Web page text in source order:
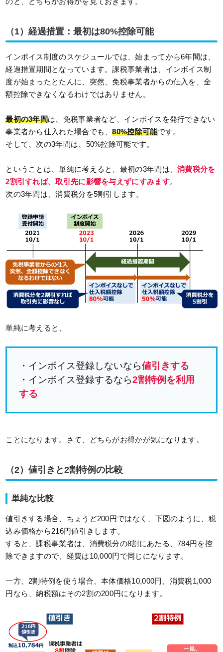
（1）経過措置：最初は80%控除可能
インボイス制度のスケジュールでは、始まってから6年間は、
経過措置期間となっています。課税事業者は、インボイス制
度が始まったとたんに、突然、免税事業者からの仕入を、全
額控除できなくなるわけではありません。
最初の3年間は、免税事業者など、インボイスを発行できない
事業者から仕入れた場合でも、80%控除可能です。
そして、次の3年間は、50%控除可能です。
ということは、単純に考えると、最初の3年間は、消費税分を
2割引すれば、取引先に影響を与えずにすみます。
次の3年間は、消費税分を5割引します。
単純に考えると、
・インボイス登録しないなら値引きする
・インボイス登録するなら2割特例を利用
する
ことになります。さて、どちらがお得かが気になります。
（2）値引きと2割特例の比較
単純な比較
値引きする場合、ちょうど200円ではなく、下図のように、税
込み価格から216円値引きします。
すると、課税事業者は、消費税分の8割にあたる、784円を控
除できますので、経費は10,000円で同じになります。
一方、2割特例を使う場合、本体価格10,000円、消費税1,000
円なら、納税額はその2割の200円になります。